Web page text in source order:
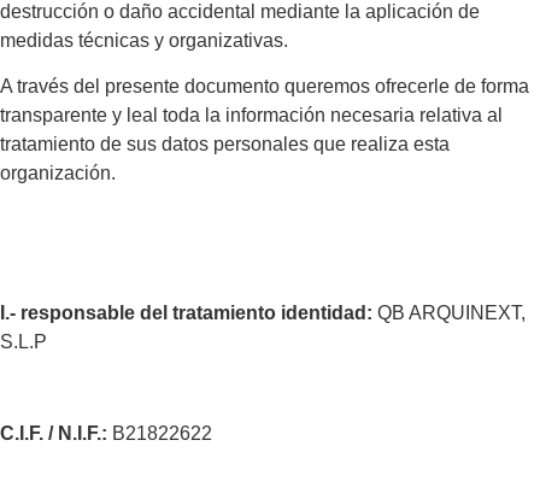
destrucción o daño accidental mediante la aplicación de
medidas técnicas y organizativas.
A través del presente documento queremos ofrecerle de forma
transparente y leal toda la información necesaria relativa al
tratamiento de sus datos personales que realiza esta
organización.
I.- responsable del tratamiento identidad: QB ARQUINEXT,
S.L.P
C.I.F. / N.I.F.: B21822622